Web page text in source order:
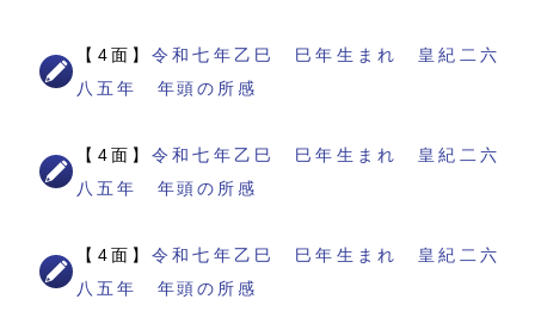
【4面】令和七年乙巳 巳年生まれ 皇紀二六
八五年 年頭の所感
【4面】令和七年乙巳 巳年生まれ 皇紀二六
八五年 年頭の所感
【4面】令和七年乙巳 巳年生まれ 皇紀二六
八五年 年頭の所感